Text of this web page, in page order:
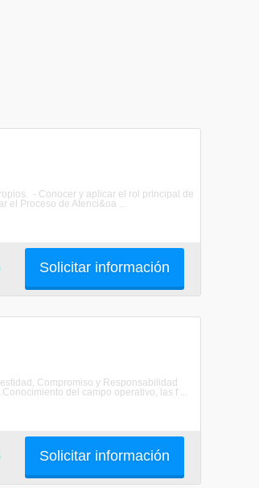
- Conocer y aplicar el rol principal de
el Proceso de Atenci&oa ...
Solicitar información
Compromiso y Responsabilidad
del campo operativo, las f ...
Solicitar información